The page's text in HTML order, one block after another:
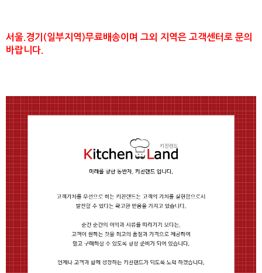
서울.경기(일부지역)무료배송이며 그외 지역은 고객센터로 문의
바랍니다.